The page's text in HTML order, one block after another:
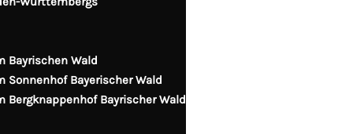
Bayrischen Wald
Sonnenhof Bayerischer Wald
Bergknappenhof Bayrischer Wald